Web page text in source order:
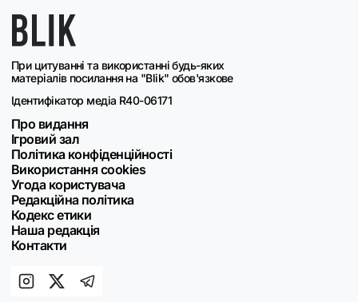
При цитуванні та використанні будь-яких
матеріалів посилання на "Blik" обов'язкове
Ідентифікатор медіа R40-06171
Про видання
Ігровий зал
Політика конфіденційності
Використання cookies
Угода користувача
Редакційна політика
Кодекс етики
Наша редакція
Контакти